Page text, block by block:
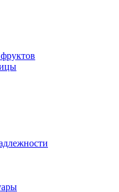
машины встраиваемые
встраиваемые
встраиваемые